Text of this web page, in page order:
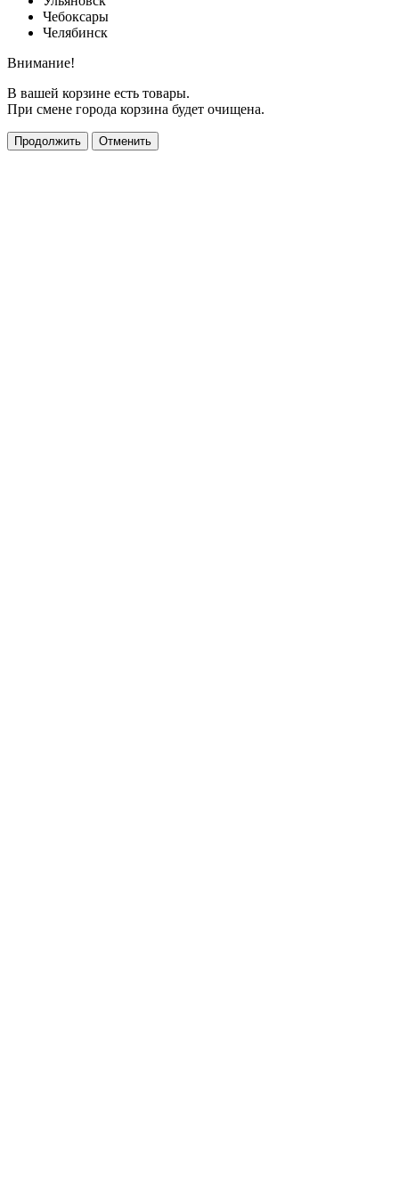
Чебоксары
Челябинск
Внимание!
В вашей корзине есть товары.
При смене города корзина будет очищена.
Продолжить Отменить